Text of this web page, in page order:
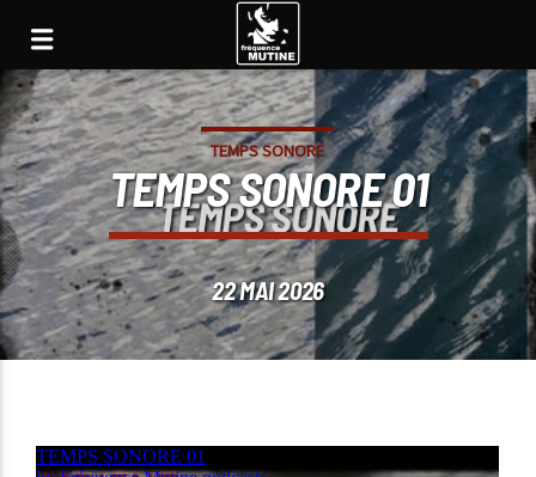
TEMPS SONORE
TEMPS SONORE 01
22 MAI 2026